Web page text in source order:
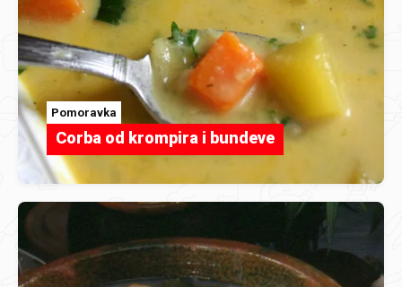
Pomoravka
Corba od krompira i bundeve